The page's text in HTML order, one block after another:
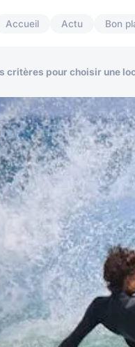
Accueil Actu Bon
critères pour choisir une